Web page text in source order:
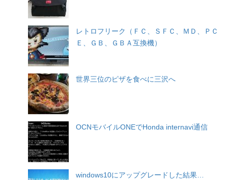
レトロフリーク（ＦＣ、ＳＦＣ、ＭＤ、ＰＣ
Ｅ、ＧＢ、ＧＢＡ互換機）
世界三位のピザを食べに三沢へ
OCNモバイルONEでHonda internavi通信
windows10にアップグレードした結果…